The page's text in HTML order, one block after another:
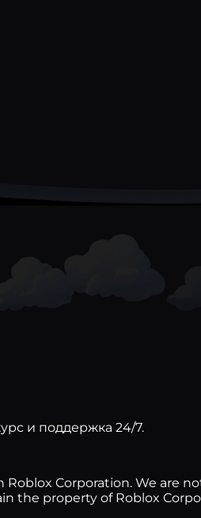
и поддержка 24/7.
Corporation. We are
the property of Roblox